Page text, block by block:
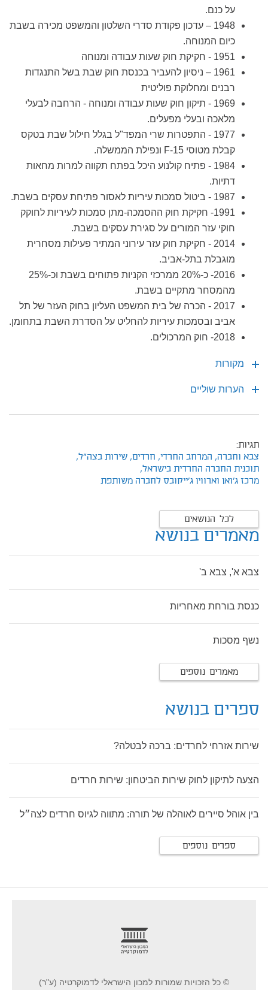
על כנם.
1948 – עדכון פקודת סדרי השלטון והמשפט מכירה בשבת
כיום המנוחה.
1951 - חקיקת חוק שעות עבודה ומנוחה
1961 – ניסיון להעביר בכנסת חוק שבת בשל התנגדות
רבנים ומחלוקת פוליטית
1969 - תיקון חוק שעות עבודה ומנוחה - הרחבה לבעלי
מלאכה ובעלי מפעלים.
1977 - התפטרות שרי המפד"ל בגלל חילול שבת בטקס
קבלת מטוסי F-15 ונפילת הממשלה.
1984 - פתיח קולנוע היכל בפתח תקווה למרות מחאות
דתיות.
1987 - ביטול סמכות עיריות לאסור פתיחת עסקים בשבת.
1991- חקיקת חוק ההסמכה-מתן סמכות לעיריות לחוקק
חוקי עזר המורים על סגירת עסקים בשבת.
2014 - חקיקת חוק עזר עירוני המתיר פעילות מסחרית
מוגבלת בתל-אביב.
2016- כ-20% ממרכזי הקניות פתוחים בשבת וכ-25%
מהמסחר מתקיים בשבת.
2017 - הכרה של בית המשפט העליון בחוק העזר של תל
אביב ובסמכות עיריות להחליט על הסדרת השבת בתחומן.
2018- חוק המרכולים.
מקורות
הערות שוליים
תגיות:
צבא וחברה, המרחב החרדי, חרדים, שירות בצה"ל,
תוכנית החברה החרדית בישראל,
מרכז ג'ואן וארווין ג'ייקובס לחברה משותפת
לכל הנושאים
מאמרים בנושא
צבא א', צבא ב'
כנסת בורחת מאחריות
נשף מסכות
מאמרים נוספים
ספרים בנושא
שירות אזרחי לחרדים: ברכה לבטלה?
הצעה לתיקון לחוק שירות הביטחון: שירות חרדים
בין אוהל סיירים לאוהלה של תורה: מתווה לגיוס חרדים לצה״ל
ספרים נוספים
© כל הזכויות שמורות למכון הישראלי לדמוקרטיה (ע"ר)